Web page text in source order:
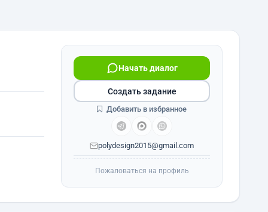
Начать диалог
polydesign2015@gmail.com
Создать задание
Добавить в избранное
Пожаловаться на профиль